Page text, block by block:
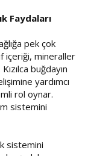
Faydaları
pek çok
içeriği, mineraller
buğdayın
yardımcı
rol oynar.
sistemini
sistemini